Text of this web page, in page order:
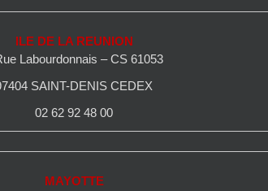
ILE DE LA REUNION
Labourdonnais – CS 61053
SAINT-DENIS CEDEX
02 62 92 48 00
MAYOTTE